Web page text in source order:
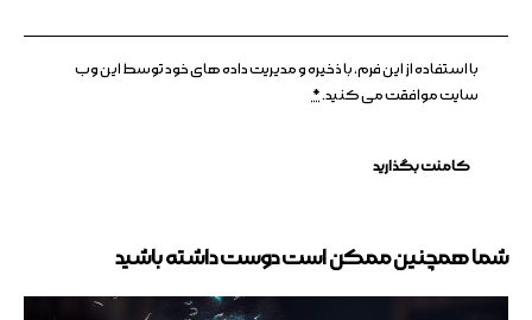
با استفاده از این فرم، با ذخیره و مدیریت داده های خود توسط این وب
سایت موافقت می کنید.*
شما همچنین ممکن است دوست داشته باشید